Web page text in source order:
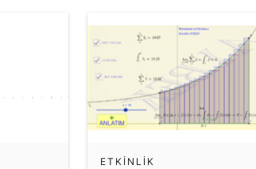
ETKINLIK